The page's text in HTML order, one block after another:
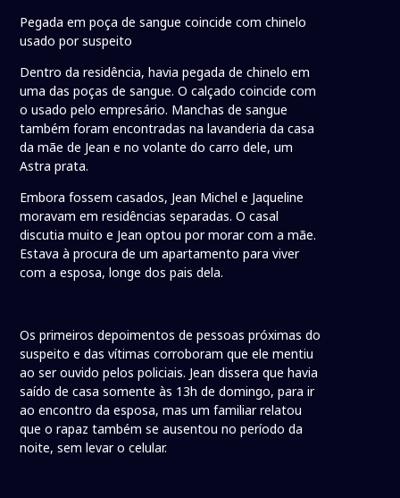
Pegada em poça de sangue coincide com chinelo
usado por suspeito
Dentro da residência, havia pegada de chinelo em
uma das poças de sangue. O calçado coincide com
o usado pelo empresário. Manchas de sangue
também foram encontradas na lavanderia da casa
da mãe de Jean e no volante do carro dele, um
Astra prata.
Embora fossem casados, Jean Michel e Jaqueline
moravam em residências separadas. O casal
discutia muito e Jean optou por morar com a mãe.
Estava à procura de um apartamento para viver
com a esposa, longe dos pais dela.
Os primeiros depoimentos de pessoas próximas do
suspeito e das vítimas corroboram que ele mentiu
ao ser ouvido pelos policiais. Jean dissera que havia
saído de casa somente às 13h de domingo, para ir
ao encontro da esposa, mas um familiar relatou
que o rapaz também se ausentou no período da
noite, sem levar o celular.